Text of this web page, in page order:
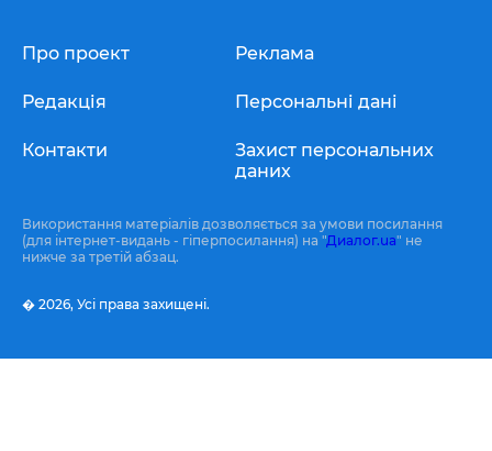
Про проект
Редакція
Контакти
Реклама
Персональні дані
Захист персональних
даних
Використання матеріалів дозволяється за умови посилання
(для інтернет-видань - гіперпосилання) на "Диалог.ua" не
нижче за третій абзац.
� 2026, Усі права захищені.